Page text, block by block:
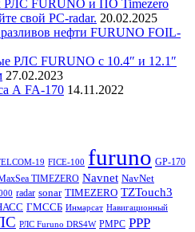
РЛС FURUNO и ПО Timezero
свой PC-radar. 20.02.2025
нефти FURUNO FOIL-
РЛС FURUNO c 10.4″ и 12.1″
27.02.2023
А FA-170 14.11.2022
19 FICE-100 furuno GP-170
TIMEZERO Navnet NavNet
radar sonar TIMEZERO TZTouch3
ГМССБ Инмарсат Навигационный
РЛС Furuno DRS4W РМРС РРР